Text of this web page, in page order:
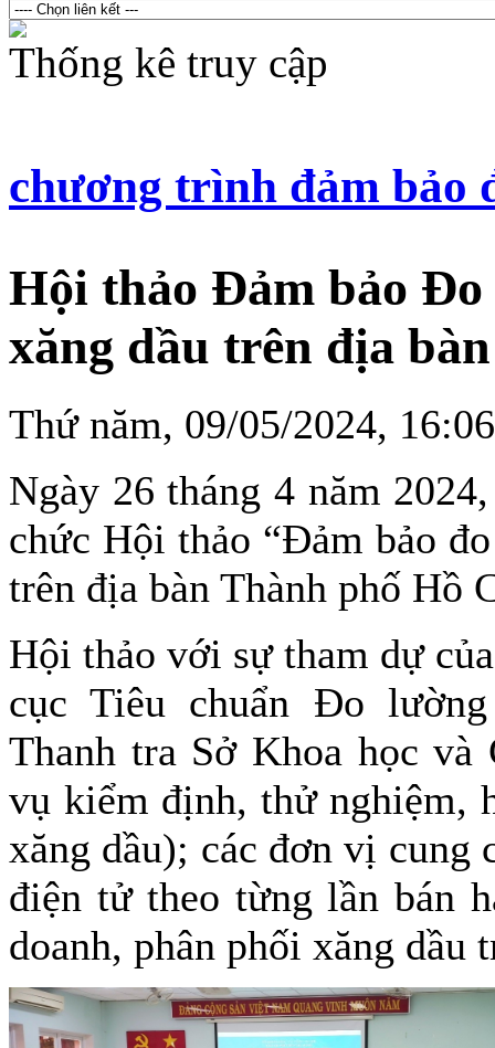
Thống kê truy cập
chương trình đảm bảo
Hội thảo Đảm bảo
xăng dầu trên địa
Thứ năm, 09/05/2024,
Ngày 26 tháng 4 năm
chức Hội thảo “Đảm bảo
trên địa bàn Thành phố
Hội thảo với sự tham dự
cục Tiêu chuẩn Đo
Thanh tra Sở Khoa học
vụ kiểm định, thử nghiệm,
xăng dầu); các đơn vị cung
điện tử theo từng lần bán
doanh, phân phối xăng dầu